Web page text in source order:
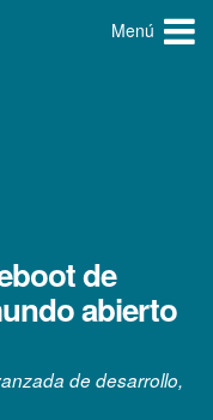
Menú
de
abierto
de desarrollo,